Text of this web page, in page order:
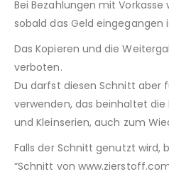
Bei Bezahlungen mit Vorkasse
sobald das Geld eingegangen
Das Kopieren und die
verboten.
Du darfst diesen Schnitt aber
verwenden, das beinhaltet die
und Kleinserien, auch zum
Falls der Schnitt genutzt wird,
“Schnitt von